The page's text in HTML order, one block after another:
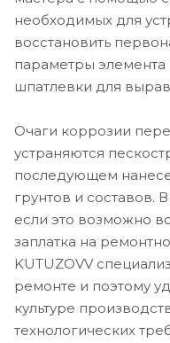
необходимых для
восстановить
параметры
шпатлевки для
Очаги коррозии
устраняются
последующем
грунтов и составов.
если это возможно
заплатка на
KUTUZOVV
ремонте и поэтому
культуре
технологических